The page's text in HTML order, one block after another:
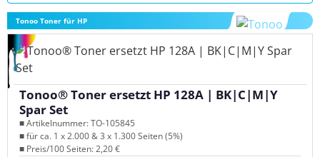
Tonoo Toner für HP
Tonoo® Toner ersetzt HP 128A | BK|C|M|Y
Spar Set
■ Artikelnummer: TO-105845
■ für ca. 1 x 2.000 & 3 x 1.300 Seiten (5%)
■ Preis/100 Seiten: 2,20 €